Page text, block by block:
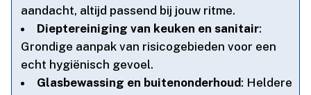
aandacht, altijd passend bij jouw ritme.​
Dieptereiniging van keuken en sanitair:
Grondige aanpak van risicogebieden voor een
echt hygiënisch gevoel.​
Glasbewassing en buitenonderhoud: Heldere